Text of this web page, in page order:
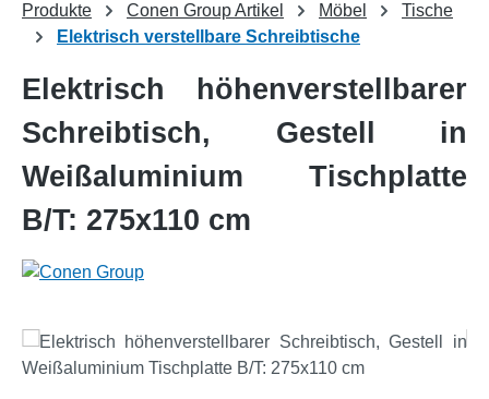
Produkte Conen Group Artikel Möbel
Tische
Elektrisch verstellbare Schreibtische
Elektrisch höhenverstellbarer
Schreibtisch, Gestell in
Weißaluminium Tischplatte
B/T: 275x110 cm
Bildergalerie überspringen